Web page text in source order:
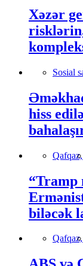
Xəzər
Sosial
hiss
Qafqaz,
“Tramp
biləcək
Qafqaz,